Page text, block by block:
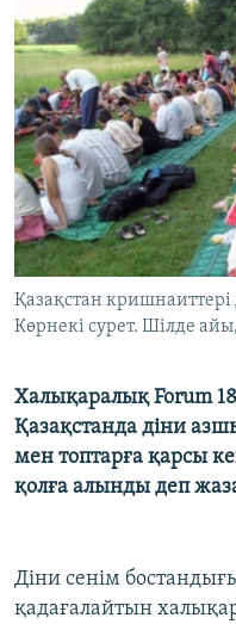
Русский
ЖАЗЫЛЫҢЫЗ
Басқа тілдерде
Қазақстан
Көрнекі сурет. Шілде
Халықаралық Forum
Қазақстанда діни
мен топтарға қарсы
қолға алынды деп
Діни сенім
қадағалайтын